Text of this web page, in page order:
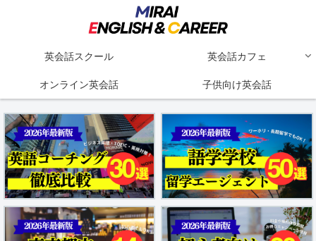
英会話スクール 英会話カフェ
オンライン英会話 子供向け英会話